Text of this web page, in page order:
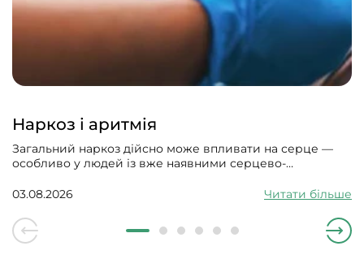
Наркоз і аритмія
Загальний наркоз дійсно може впливати на серце —
особливо у людей із вже наявними серцево-
серцевого ритму, гіпотонію, зменшити силу скорочень
03.08.2026 Читати більше